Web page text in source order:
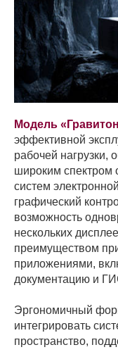
Модель
эффективной
рабочей нагрузки,
широким спектром
систем
графический
возможность
нескольких
преимуществом
приложениями,
документацию и
Эргономичный
интегрировать
пространство,